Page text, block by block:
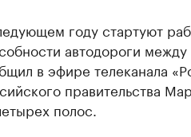
году стартуют
автодороги
в эфире телеканала
правительства
полос.